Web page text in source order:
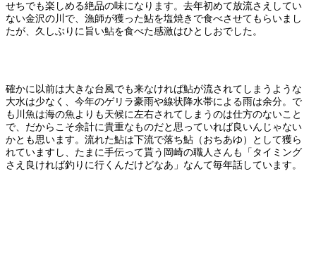
せちでも楽しめる絶品の味になります。去年初めて放流さえしてい
ない金沢の川で、漁師が獲った鮎を塩焼きで食べさせてもらいまし
たが、久しぶりに旨い鮎を食べた感激はひとしおでした。
確かに以前は大きな台風でも来なければ鮎が流されてしまうような
大水は少なく、今年のゲリラ豪雨や線状降水帯による雨は余分。で
も川魚は海の魚よりも天候に左右されてしまうのは仕方のないこと
で、だからこそ余計に貴重なものだと思っていれば良いんじゃない
かとも思います。流れた鮎は下流で落ち鮎（おちあゆ）として獲ら
れていますし、たまに手伝って貰う岡崎の職人さんも「タイミング
さえ良ければ釣りに行くんだけどなあ」なんて毎年話しています。